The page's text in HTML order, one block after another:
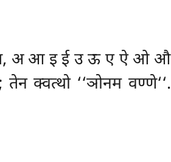
होन्ति, अ आ इ ई उ ऊ ए
‘‘ञोनम वण्णे‘‘.